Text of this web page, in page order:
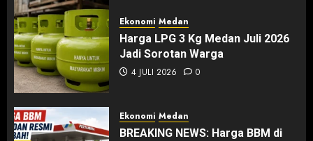
Ekonomi Medan
Harga LPG 3 Kg Medan Juli 2026
Jadi Sorotan Warga
4 JULI 2026 0
Ekonomi Medan
BREAKING NEWS: Harga BBM di